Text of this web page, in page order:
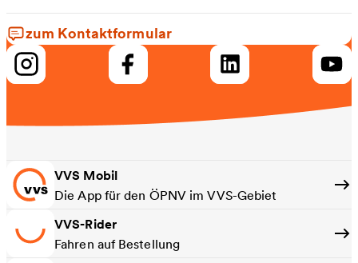
zum Kontaktformular
VVS Mobil
Die App für den ÖPNV im VVS-Gebiet
VVS-Rider
Fahren auf Bestellung